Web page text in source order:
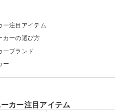
ー注目アイテム
カーの選び方
ーブランド
ー
カー注目アイテム